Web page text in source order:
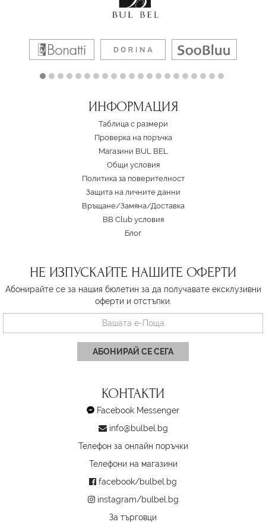
ИНФОРМАЦИЯ
Таблица с размери
Проверка на поръчка
Магазини BUL BEL
Oбщи условия
Политика за поверителност
Защита на личните данни
Връщане/Замяна/Доставка
BB Club условия
Блог
НЕ ИЗПУСКАЙТЕ НАШИТЕ ОФЕРТИ
Абонирайте се за нашия бюлетин за да получавате ексклузивни
оферти и отстъпки.
АБОНИРАЙ СЕ СЕГА
КОНТАКТИ
Facebook Messenger
info@bulbel.bg
Телефон за онлайн поръчки
Телефони на магазини
facebook/bulbel.bg
instagram/bulbel.bg
За търговци